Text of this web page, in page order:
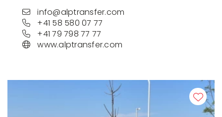
info@alptransfer.com
+41 58 580 07 77
+41 79 798 77 77
www.alptransfer.com